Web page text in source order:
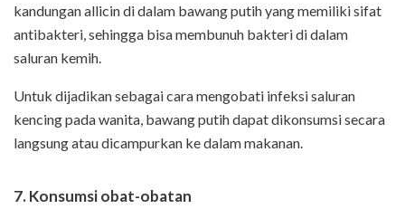
kandungan allicin di dalam bawang putih yang memiliki sifat
antibakteri, sehingga bisa membunuh bakteri di dalam
saluran kemih.
Untuk dijadikan sebagai cara mengobati infeksi saluran
kencing pada wanita, bawang putih dapat dikonsumsi secara
langsung atau dicampurkan ke dalam makanan.
7. Konsumsi obat-obatan